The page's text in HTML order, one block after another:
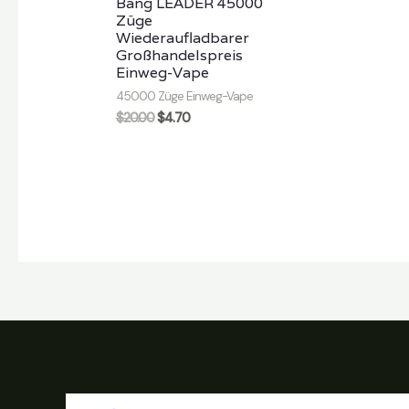
Züge
Wiederaufladbarer
Großhandelspreis
Einweg-Vape
45000 Züge Einweg-Vape
$20.00$4.70